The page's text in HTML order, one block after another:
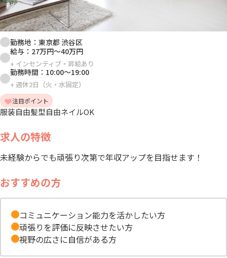
勤務地： 東京都 渋谷区
給与： 27万円～40万円
+ インセンティブ・昇給あり
勤務時間： 10:00～19:00
+ 週休2日（火・水固定）
注目ポイント
服装自由髪型自由ネイルOK
求人の特徴
未経験からでも頑張り次第で年収アップを目指せます！
おすすめの方
コミュニケーション能力を活かしたい方
頑張りを評価に反映させたい方
視野の広さに自信がある方